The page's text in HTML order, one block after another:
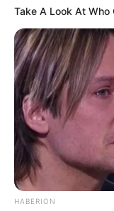
Galau Abis
Fail! 10 Potret
Dimasak yang
Nggak Selera
Take A Look At Who
HABERION